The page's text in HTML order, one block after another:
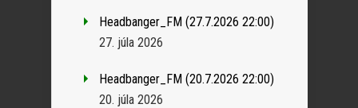
Headbanger_FM (27.7.2026 22:00)
27. júla 2026
Headbanger_FM (20.7.2026 22:00)
20. júla 2026